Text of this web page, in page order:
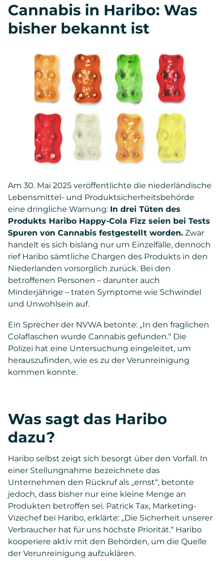
Cannabis in Haribo: Was
bisher bekannt ist
Am 30. Mai 2025 veröffentlichte die niederländische
Lebensmittel- und Produktsicherheitsbehörde
eine dringliche Warnung: In drei Tüten des
Produkts Haribo Happy-Cola Fizz seien bei Tests
Spuren von Cannabis festgestellt worden. Zwar
handelt es sich bislang nur um Einzelfälle, dennoch
rief Haribo sämtliche Chargen des Produkts in den
Niederlanden vorsorglich zurück. Bei den
betroffenen Personen – darunter auch
Minderjährige – traten Symptome wie Schwindel
und Unwohlsein auf.
Ein Sprecher der NVWA betonte: „In den fraglichen
Colaflaschen wurde Cannabis gefunden.“ Die
Polizei hat eine Untersuchung eingeleitet, um
herauszufinden, wie es zu der Verunreinigung
kommen konnte.
Was sagt das Haribo
dazu?
Haribo selbst zeigt sich besorgt über den Vorfall. In
einer Stellungnahme bezeichnete das
Unternehmen den Rückruf als „ernst“, betonte
jedoch, dass bisher nur eine kleine Menge an
Produkten betroffen sei. Patrick Tax, Marketing-
Vizechef bei Haribo, erklärte: „Die Sicherheit unserer
Verbraucher hat für uns höchste Priorität.“ Haribo
kooperiere aktiv mit den Behörden, um die Quelle
der Verunreinigung aufzuklären.